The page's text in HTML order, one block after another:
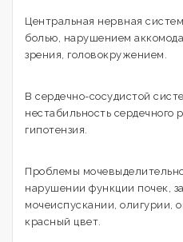
Центральная нервная
болью, нарушением
зрения, головокружением.
В сердечно-сосудистой
нестабильность сердечного
гипотензия.
Проблемы
нарушении функции почек,
мочеиспускании, олигурии,
красный цвет.